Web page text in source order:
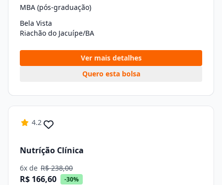
MBA (pós-graduação)
Bela Vista
Riachão do Jacuípe/BA
Ver mais detalhes
Quero esta bolsa
4.2
Nutríção Clínica
6x de R$ 238,00
R$ 166,60 -30%